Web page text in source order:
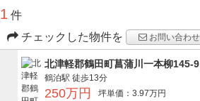
1 件
チェックした物件を
お問い合わせ
北津軽郡鶴田町菖蒲川一本柳145-
鶴泊駅 徒歩13分
250万円
坪単価：3.97万円